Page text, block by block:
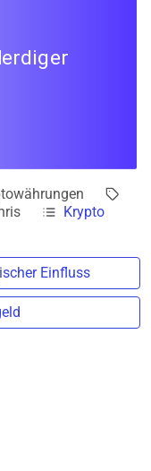
Krypto
Einfluss